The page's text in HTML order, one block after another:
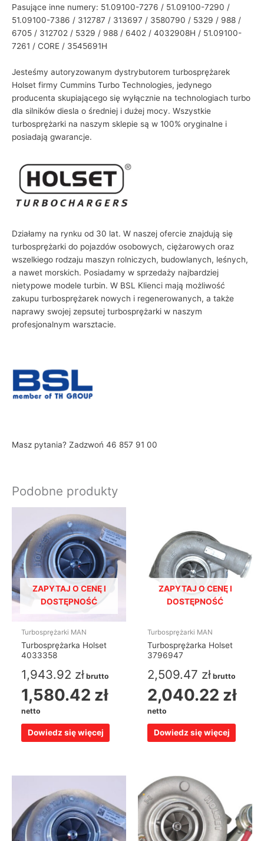
Pasujące inne numery: 51.09100-7276 / 51.09100-7290 /
51.09100-7386 / 312787 / 313697 / 3580790 / 5329 / 988 /
6705 / 312702 / 5329 / 988 / 6402 / 4032908H / 51.09100-
7261 / CORE / 3545691H
Jesteśmy autoryzowanym dystrybutorem turbosprężarek
Holset firmy Cummins Turbo Technologies, jedynego
producenta skupiającego się wyłącznie na technologiach turbo
dla silników diesla o średniej i dużej mocy. Wszystkie
turbosprężarki na naszym sklepie są w 100% oryginalne i
posiadają gwarancje.
Działamy na rynku od 30 lat. W naszej ofercie znajdują się
turbosprężarki do pojazdów osobowych, ciężarowych oraz
wszelkiego rodzaju maszyn rolniczych, budowlanych, leśnych,
a nawet morskich. Posiadamy w sprzedaży najbardziej
nietypowe modele turbin. W BSL Klienci mają możliwość
zakupu turbosprężarek nowych i regenerowanych, a także
naprawy swojej zepsutej turbosprężarki w naszym
profesjonalnym warsztacie.
Masz pytania? Zadzwoń 46 857 91 00
Podobne produkty
ZAPYTAJ O CENĘ I
DOSTĘPNOŚĆ
Turbosprężarki MAN
Turbosprężarka Holset
4033358
1,943.92 zł brutto
1,580.42 zł
netto
Dowiedz się więcej
ZAPYTAJ O CENĘ I
DOSTĘPNOŚĆ
Turbosprężarki MAN
Turbosprężarka Holset
3796947
2,509.47 zł brutto
2,040.22 zł
netto
Dowiedz się więcej